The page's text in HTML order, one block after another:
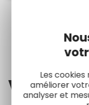
Les
améliorer
analyser et
Voir